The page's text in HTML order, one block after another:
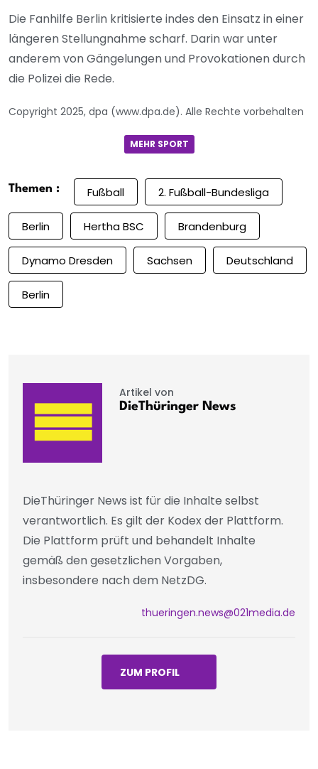
Die Fanhilfe Berlin kritisierte indes den Einsatz in einer
längeren Stellungnahme scharf. Darin war unter
anderem von Gängelungen und Provokationen durch
die Polizei die Rede.
Copyright 2025, dpa (www.dpa.de). Alle Rechte vorbehalten
MEHR SPORT
Themen : Fußball 2. Fußball-Bundesliga
Berlin Hertha BSC Brandenburg
Dynamo Dresden Sachsen Deutschland
Berlin
Artikel von
DieThüringer News
DieThüringer News ist für die Inhalte selbst
verantwortlich. Es gilt der Kodex der Plattform.
Die Plattform prüft und behandelt Inhalte
gemäß den gesetzlichen Vorgaben,
insbesondere nach dem NetzDG.
thueringen.news@021media.de
ZUM PROFIL